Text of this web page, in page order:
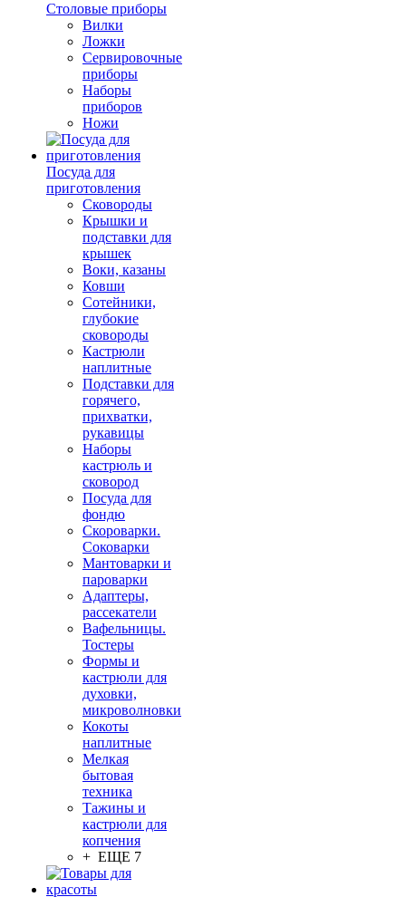
Столовые приборы
Вилки
Ложки
Сервировочные
приборы
Наборы
приборов
Ножи
Посуда для
приготовления
Сковороды
Крышки и
подставки для
крышек
Воки, казаны
Ковши
Сотейники,
глубокие
сковороды
Кастрюли
наплитные
Подставки для
горячего,
прихватки,
рукавицы
Наборы
кастрюль и
сковород
Посуда для
фондю
Скороварки.
Соковарки
Мантоварки и
пароварки
Адаптеры,
рассекатели
Вафельницы.
Тостеры
Формы и
кастрюли для
духовки,
микроволновки
Кокоты
наплитные
Мелкая
бытовая
техника
Тажины и
кастрюли для
копчения
+ ЕЩЕ 7